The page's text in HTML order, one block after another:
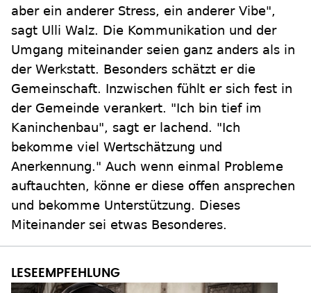
aber ein anderer Stress, ein anderer Vibe",
sagt Ulli Walz. Die Kommunikation und der
Umgang miteinander seien ganz anders als in
der Werkstatt. Besonders schätzt er die
Gemeinschaft. Inzwischen fühlt er sich fest in
der Gemeinde verankert. "Ich bin tief im
Kaninchenbau", sagt er lachend. "Ich
bekomme viel Wertschätzung und
Anerkennung." Auch wenn einmal Probleme
auftauchten, könne er diese offen ansprechen
und bekomme Unterstützung. Dieses
Miteinander sei etwas Besonderes.